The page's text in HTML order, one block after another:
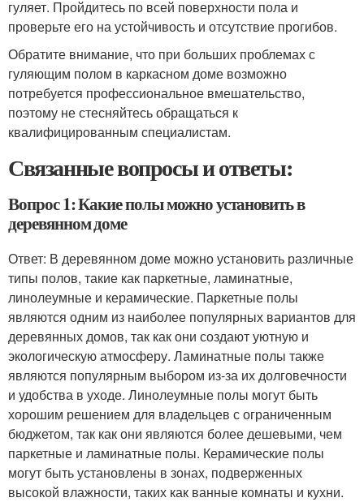
гуляет. Пройдитесь по всей поверхности пола и
проверьте его на устойчивость и отсутствие прогибов.
Обратите внимание, что при больших проблемах с
гуляющим полом в каркасном доме возможно
потребуется профессиональное вмешательство,
поэтому не стесняйтесь обращаться к
квалифицированным специалистам.
Связанные вопросы и ответы:
Вопрос 1: Какие полы можно установить в
деревянном доме
Ответ: В деревянном доме можно установить различные
типы полов, такие как паркетные, ламинатные,
линолеумные и керамические. Паркетные полы
являются одним из наиболее популярных вариантов для
деревянных домов, так как они создают уютную и
экологическую атмосферу. Ламинатные полы также
являются популярным выбором из-за их долговечности
и удобства в уходе. Линолеумные полы могут быть
хорошим решением для владельцев с ограниченным
бюджетом, так как они являются более дешевыми, чем
паркетные и ламинатные полы. Керамические полы
могут быть установлены в зонах, подверженных
высокой влажности, таких как ванные комнаты и кухни.